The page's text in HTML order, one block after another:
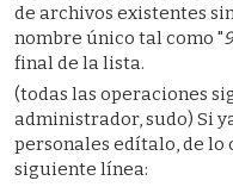
de archivos existentes
nombre único tal como "
final de la lista.
(todas las operaciones
administrador, sudo) Si
personales edítalo, de
siguiente línea: